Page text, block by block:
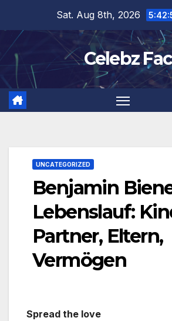
content
Sat. Aug 8th, 2026
Celebz
UNCATEGORIZED
Benjamin
Lebenslauf:
Partner, Eltern,
Vermögen
Spread the love